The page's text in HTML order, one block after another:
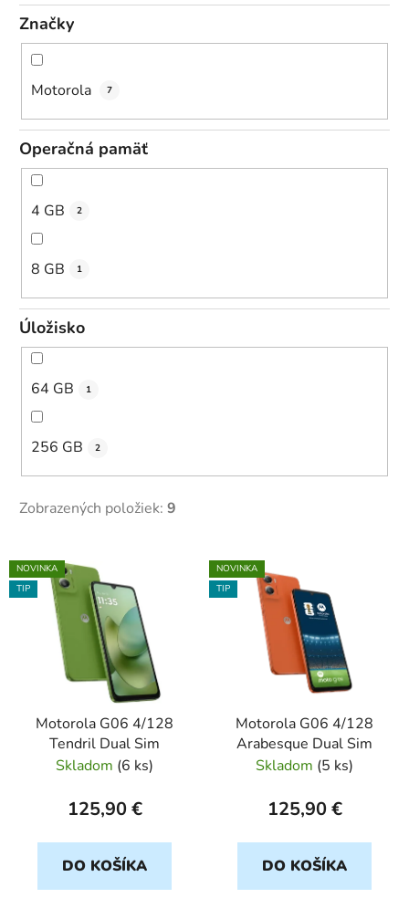
Značky
Motorola 7
Operačná pamäť
4 GB 2
8 GB 1
Úložisko
64 GB 1
256 GB 2
Zobrazených položiek: 9
V
ý
NOVINKA
TIP
Motorola G06 4/128
Tendril Dual Sim
Skladom (6 ks)
125,90 €
DO KOŠÍKA
NOVINKA
TIP
Motorola G06 4/128
Arabesque Dual Sim
Skladom (5 ks)
125,90 €
DO KOŠÍKA